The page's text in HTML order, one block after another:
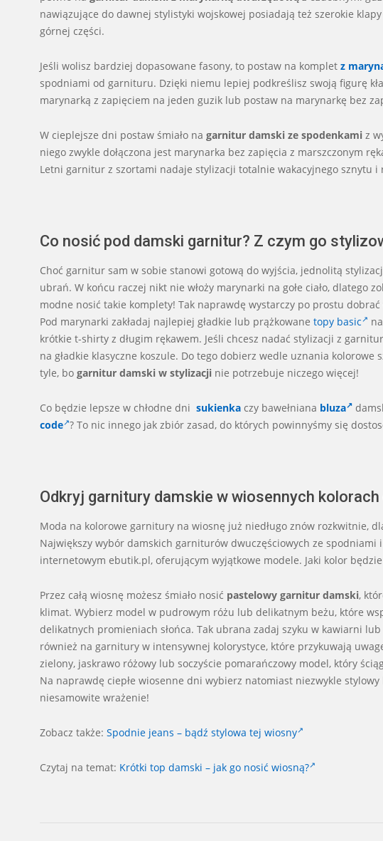
nawiązujące do dawnej stylistyki wojskowej posiadają też szerokie
górnej części.
Jeśli wolisz bardziej dopasowane fasony, to postaw na komplet z
spodniami od garnituru. Dzięki niemu lepiej podkreślisz swoją figurę
marynarką z zapięciem na jeden guzik lub postaw na marynarkę bez
W cieplejsze dni postaw śmiało na garnitur damski ze spodenkami z
niego zwykle dołączona jest marynarka bez zapięcia z marszczonym
Letni garnitur z szortami nadaje stylizacji totalnie wakacyjnego sznytu
Co nosić pod damski garnitur? Z czym go
Choć garnitur sam w sobie stanowi gotową do wyjścia, jednolitą
ubrań. W końcu raczej nikt nie włoży marynarki na gołe ciało, dlatego
modne nosić takie komplety! Tak naprawdę wystarczy po prostu
Pod marynarki zakładaj najlepiej gładkie lub prążkowane topy basic
krótkie t-shirty z długim rękawem. Jeśli chcesz nadać stylizacji z
na gładkie klasyczne koszule. Do tego dobierz wedle uznania
tyle, bo garnitur damski w stylizacji nie potrzebuje niczego więcej!
Co będzie lepsze w chłodne dni sukienka czy bawełniana bluza
code ? To nic innego jak zbiór zasad, do których powinnyśmy się
Odkryj garnitury damskie w wiosennych kolorach
Moda na kolorowe garnitury na wiosnę już niedługo znów rozkwitnie,
Największy wybór damskich garniturów dwuczęściowych ze spodniami
internetowym ebutik.pl, oferującym wyjątkowe modele. Jaki kolor
Przez całą wiosnę możesz śmiało nosić pastelowy garnitur damski,
klimat. Wybierz model w pudrowym różu lub delikatnym beżu, które
delikatnych promieniach słońca. Tak ubrana zadaj szyku w kawiarni
również na garnitury w intensywnej kolorystyce, które przykuwają
zielony, jaskrawo różowy lub soczyście pomarańczowy model, który
Na naprawdę ciepłe wiosenne dni wybierz natomiast niezwykle stylowy
niesamowite wrażenie!
Zobacz także: Spodnie jeans – bądź stylowa tej wiosny
Czytaj na temat: Krótki top damski – jak go nosić wiosną?